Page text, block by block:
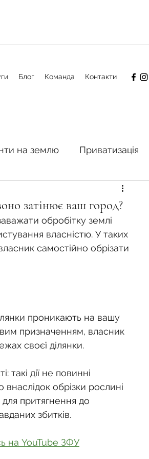
Блог Команда Контакти
на землю Приватизація
місцевого самоврядування
меж земельної ділянки
затінює ваш город?
обробітку землі
власністю. У таких
самостійно обрізати
проникають на вашу
призначенням, власник
своєї ділянки.
дії не повинні
обрізки рослині
притягнення до
збитків.
на YouTube ЗФУ